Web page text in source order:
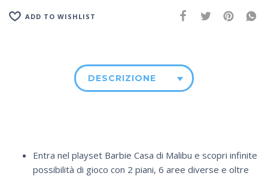
ADD TO WISHLIST
DESCRIZIONE
Entra nel playset Barbie Casa di Malibu e scopri infinite
possibilità di gioco con 2 piani, 6 aree diverse e oltre